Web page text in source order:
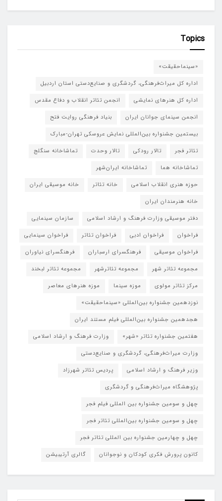
Topics
«سینماحقیقت»
اداره کل میراث‌فرهنگی، گردشگری و صنایع‌دستی استان اردبیل
اداره کل هنرهای نمایشی
انجمن تئاتر انقلاب و دفاع مقدس
انجمن سینمای جوانان ایران
بنیاد فرهنگی روایت فتح
بیستمین جشنواره بین‌المللی نمایش عروسکی تهران-مبارک
تئاتر فجر
تالار رودکی تالار وحدت
تماشاخانه سنگلج
تماشاخانه هما
تماشاخانه‌ ایران‌شهر
حوزه هنری انقلاب اسلامی
خانه تئاتر
خانه موسیقی ایران
خانه هنرمندان ایران
دفتر موسیقی وزارت فرهنگ و ارشاد اسلامی
سازمان سینمایی
فراخوان
فراخوان ادبی فراخوان تئاتر
فراخوان سینمایی
فراخوان موسیقی
فرهنگسرای ارسباران
فرهنگسرای نیاوران
مجموعه تئاتر شهر
مجموعه تئاترشهر
مجموعه تئاتر لبخند
مرکز تئاتر مولوی
موزه سینما
موزه هنرهای معاصر
نوزدهمین جشنواره بین‌المللی «سینماحقیقت»
هجدهمین جشنواره بین‌المللی فیلم مستند ایران
هفتمین جشنواره تئاتر «شهر»
وزارت فرهنگ و ارشاد اسلامی
وزارت میراث‌فرهنگی، گردشگری و صنایع‌دستی
وزیر فرهنگ و ارشاد اسلامی
پردیس تئاتر شهرزاد
پژوهشگاه میراث‌فرهنگی و گردشگری
چهل و سومین جشنواره بین المللی فیلم فجر
چهل و سومین جشنواره بین‌المللی تئاتر فجر
چهل و چهارمین جشنواره بین المللی تئاتر فجر
کانون پرورش فکری کودکان و نوجوانان
گالری آرتیبیشن